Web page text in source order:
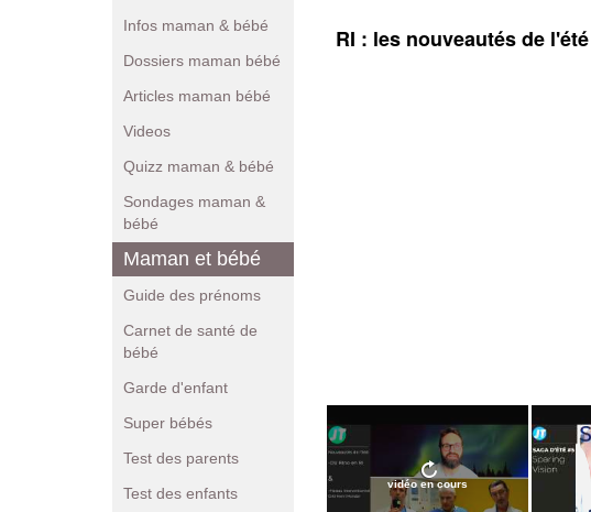
Infos maman & bébé
Dossiers maman bébé
Articles maman bébé
Videos
Quizz maman & bébé
Sondages maman &
bébé
Maman et bébé
Guide des prénoms
Carnet de santé de
bébé
Garde d'enfant
Super bébés
Test des parents
Test des enfants
RI : les nouveautés de l'été
vidéo en cours